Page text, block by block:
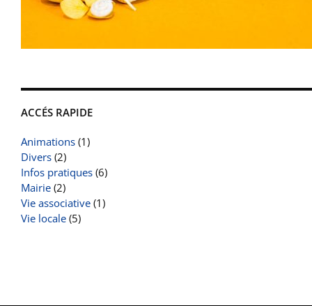
ACCÉS RAPIDE
Animations (1)
Divers (2)
Infos pratiques (6)
Mairie (2)
Vie associative (1)
Vie locale (5)